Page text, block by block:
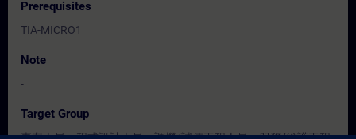
Prerequisites
TIA-MICRO1
Note
-
Target Group